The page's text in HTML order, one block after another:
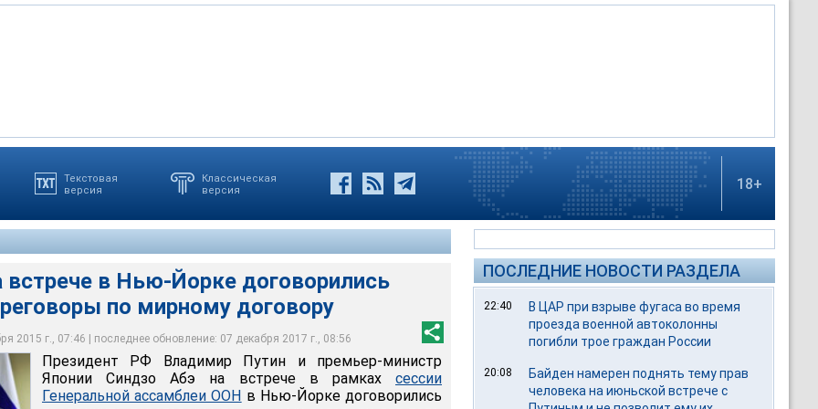
Текстовая
версия
Классическая
версия
18+
встрече в Нью-Йорке договорились
по мирному договору
2015 г., 07:46 | последнее обновление: 07 декабря 2017 г., 08:56
Путин и премьер-министр Японии Синдзо Абэ на встрече в
ассамблеи ООН в Нью-Йорке договорились продвинуть
договору для того, чтобы найти взаимоприемлемое решение
Климентьев
известно, лидеры России и Японии обсуждали на переговорах
также договорились о следующей встрече в ноябре на
Климентьев
встречу с Премьер-министром Японии Синдзо Абэ, 28
России
Президент РФ Владимир Путин и премьер-министр
Японии Синдзо Абэ на встрече в рамках сессии
Генеральной ассамблеи ООН в Нью-Йорке договорились
ПОСЛЕДНИЕ НОВОСТИ РАЗДЕЛА
22:40
В ЦАР при взрыве фугаса во время
проезда военной автоколонны
погибли трое граждан России
20:08
Байден намерен поднять тему прав
человека на июньской встрече с